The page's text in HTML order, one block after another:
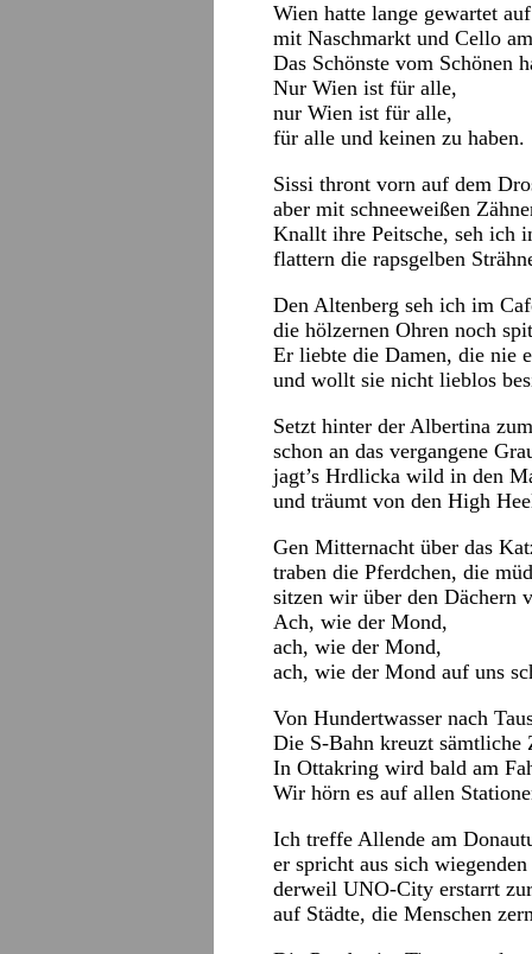
Wien hatte lange gewartet
mit Naschmarkt und Cello
Das Schönste vom Schönen
Nur Wien ist für alle,
nur Wien ist für alle,
für alle und keinen zu haben.
Sissi thront vorn auf dem
aber mit schneeweißen
Knallt ihre Peitsche, seh ich
flattern die rapsgelben
Den Altenberg seh ich im
die hölzernen Ohren noch
Er liebte die Damen, die nie
und wollt sie nicht lieblos
Setzt hinter der Albertina
schon an das vergangene
jagt’s Hrdlicka wild in den
und träumt von den High
Gen Mitternacht über das
traben die Pferdchen, die
sitzen wir über den Dächern
Ach, wie der Mond,
ach, wie der Mond,
ach, wie der Mond auf uns
Von Hundertwasser nach
Die S-Bahn kreuzt sämtliche
In Ottakring wird bald am
Wir hörn es auf allen
Ich treffe Allende am
er spricht aus sich
derweil UNO-City erstarrt
auf Städte, die Menschen